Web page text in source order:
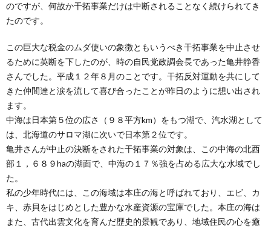
のですが、何故か干拓事業だけは中断されることなく続けられてき
たのです。
この巨大な税金のムダ使いの象徴ともいうべき干拓事業を中止させ
るために英断を下したのが、時の自民党政調会長であった亀井静香
さんでした。平成１２年８月のことです。干拓反対運動を共にして
きた仲間達と涙を流して喜び合ったことが昨日のように想い出され
ます。
中海は日本第５位の広さ（９８平方km）をもつ湖で、汽水湖として
は、北海道のサロマ湖に次いで日本第２位です。
亀井さんが中止の決断をされた干拓事業の対象は、この中海の北西
部１，６８９haの湖面で、中海の１７％強を占める広大な水域でし
た。
私の少年時代には、この海域は本庄の海と呼ばれており、エビ、カ
キ、赤貝をはじめとした豊かな水産資源の宝庫でした。本庄の海は
また、古代出雲文化を育んだ歴史的景観であり、地域住民の心を癒